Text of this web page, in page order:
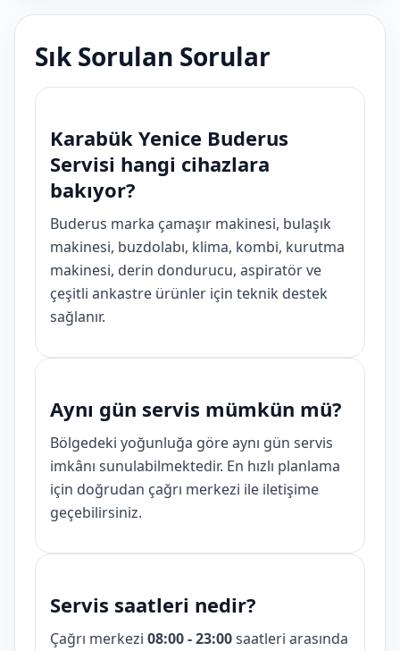
Sık Sorulan Sorular
Karabük Yenice Buderus
Servisi hangi cihazlara
bakıyor?
Buderus marka çamaşır makinesi, bulaşık
makinesi, buzdolabı, klima, kombi, kurutma
makinesi, derin dondurucu, aspiratör ve
çeşitli ankastre ürünler için teknik destek
sağlanır.
Aynı gün servis mümkün mü?
Bölgedeki yoğunluğa göre aynı gün servis
imkânı sunulabilmektedir. En hızlı planlama
için doğrudan çağrı merkezi ile iletişime
geçebilirsiniz.
Servis saatleri nedir?
Çağrı merkezi 08:00 - 23:00saatleri arasında